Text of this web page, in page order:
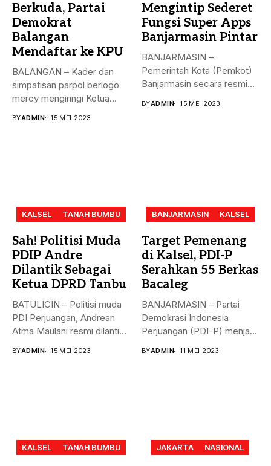
Berkuda, Partai
Demokrat
Balangan
Mendaftar ke KPU
BALANGAN – Kader dan
simpatisan parpol berlogo
mercy mengiringi Ketua
BYADMIN 15 MEI 2023
Mengintip Sederet
Fungsi Super Apps
Banjarmasin Pintar
BANJARMASIN –
Pemerintah Kota (Pemkot)
Banjarmasin secara resmi
BYADMIN 15 MEI 2023
KALSEL TANAH BUMBU
Sah! Politisi Muda
PDIP Andre
Dilantik Sebagai
Ketua DPRD Tanbu
BATULICIN – Politisi muda
PDI Perjuangan, Andrean
Atma Maulani resmi dilantik
BYADMIN 15 MEI 2023
BANJARMASIN KALSEL
Target Pemenang
di Kalsel, PDI-P
Serahkan 55 Berkas
Bacaleg
BANJARMASIN – Partai
Demokrasi Indonesia
Perjuangan (PDI-P) menjadi
BYADMIN 11 MEI 2023
KALSEL TANAH BUMBU JAKARTA NASIONAL